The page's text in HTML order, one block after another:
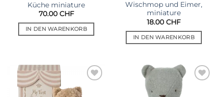
Küche miniature
70.00 CHF
IN DEN WARENKORB
Wischmop und Eimer,
miniature
18.00 CHF
IN DEN WARENKORB
Auf die
Wunschliste
Auf die
Wunschliste